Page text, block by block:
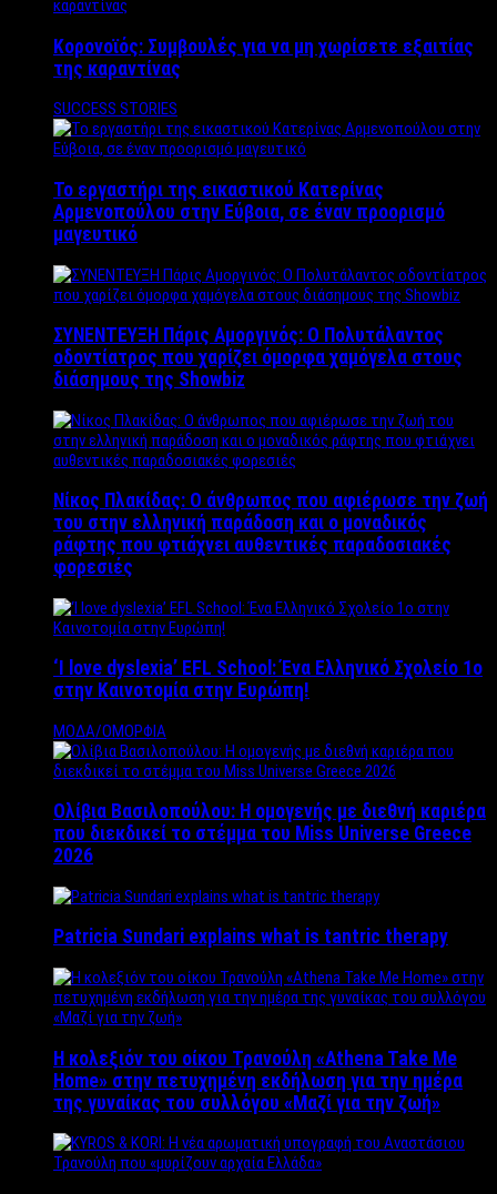
Κορονοϊός: Συμβουλές για να μη χωρίσετε εξαιτίας
της καραντίνας
SUCCESS STORIES
Το εργαστήρι της εικαστικού Κατερίνας
Αρμενοπούλου στην Εύβοια, σε έναν προορισμό
μαγευτικό
ΣΥΝΕΝΤΕΥΞΗ Πάρις Αμοργινός: O Πολυτάλαντος
οδοντίατρος που χαρίζει όμορφα χαμόγελα στους
διάσημους της Showbiz
Νίκος Πλακίδας: O άνθρωπος που αφιέρωσε την ζωή
του στην ελληνική παράδοση και ο μοναδικός
ράφτης που φτιάχνει αυθεντικές παραδοσιακές
φορεσιές
‘Ι love dyslexia’ EFL School: Ένα Ελληνικό Σχολείo 1ο
στην Καινοτομία στην Ευρώπη!
ΜΟΔΑ/ΟΜΟΡΦΙΑ
Ολίβια Βασιλοπούλου: Η ομογενής με διεθνή καριέρα
που διεκδικεί το στέμμα του Miss Universe Greece
2026
Patricia Sundari explains what is tantric therapy
Η κολεξιόν του οίκου Τρανούλη «Athena Take Me
Home» στην πετυχημένη εκδήλωση για την ημέρα
της γυναίκας του συλλόγου «Μαζί για την ζωή»